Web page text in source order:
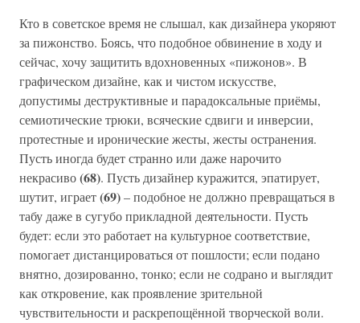
Кто в советское время не слышал, как дизайнера укоряют
за пижонство. Боясь, что подобное обвинение в ходу и
сейчас, хочу защитить вдохновенных «пижонов». В
графическом дизайне, как и чистом искусстве,
допустимы деструктивные и парадоксальные приёмы,
семиотические трюки, всяческие сдвиги и инверсии,
протестные и иронические жесты, жесты остранения.
Пусть иногда будет странно или даже нарочито
некрасиво(68). Пусть дизайнер куражится, эпатирует,
шутит, играет(69)– подобное не должно превращаться в
табу даже в сугубо прикладной деятельности. Пусть
будет: если это работает на культурное соответствие,
помогает дистанцироваться от пошлости; если подано
внятно, дозированно, тонко; если не содрано и выглядит
как откровение, как проявление зрительной
чувствительности и раскрепощённой творческой воли.